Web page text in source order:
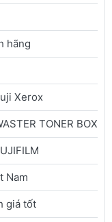
hãng
Xerox
TONER BOX
Nam
giá tốt